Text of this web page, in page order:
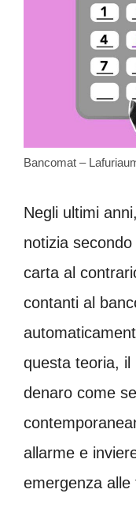
Bancomat –
Negli ultimi
notizia
carta al
contanti al
questa teoria, il
denaro come
allarme e
emergenza alle